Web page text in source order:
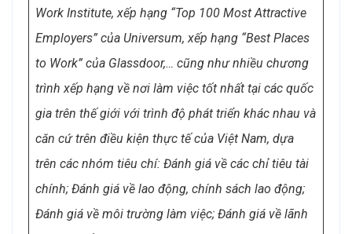
Work Institute, xếp hạng “Top 100 Most Attractive
Employers” của Universum, xếp hạng “Best Places
to Work” của Glassdoor,… cũng như nhiều chương
trình xếp hạng về nơi làm việc tốt nhất tại các quốc
gia trên thế giới với trình độ phát triển khác nhau và
căn cứ trên điều kiện thực tế của Việt Nam, dựa
trên các nhóm tiêu chí: Đánh giá về các chỉ tiêu tài
chính; Đánh giá về lao động, chính sách lao động;
Đánh giá về môi trường làm việc; Đánh giá về lãnh